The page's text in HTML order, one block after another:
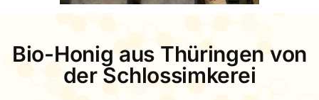
Bio-Honig aus Thüringen von
der Schlossimkerei